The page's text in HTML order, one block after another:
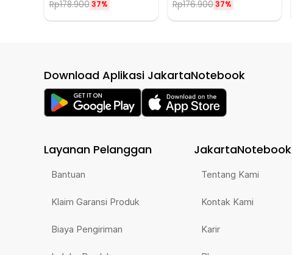
Rp178.900 37% Rp176.90037%
Download Aplikasi JakartaNotebook
Layanan Pelanggan
Bantuan
Klaim Garansi Produk
Biaya Pengiriman
JakartaNotebook
Tentang Kami
Kontak Kami
Karir